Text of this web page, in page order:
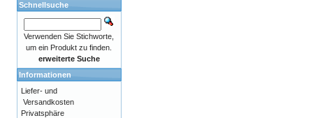
Schnellsuche
Verwenden Sie Stichworte,
um ein Produkt zu finden.
erweiterte Suche
Informationen
Liefer- und
Versandkosten
Privatsphäre